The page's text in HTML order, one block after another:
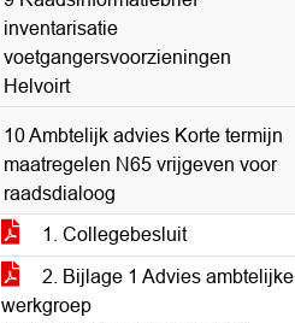
inventarisatie
voetgangersvoorzieningen
Helvoirt
10 Ambtelijk advies Korte termijn
maatregelen N65 vrijgeven voor
raadsdialoog
1. Collegebesluit
2. Bijlage 1 Advies ambtelijke
werkgroep